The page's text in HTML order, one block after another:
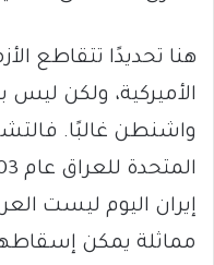
هنا تحديدًا تتقاطع
الأميركية، ولكن ليس
واشنطن غالبًا.
إيران اليوم ليست
مماثلة يمكن